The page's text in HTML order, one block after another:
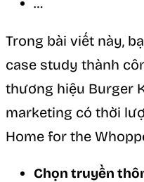
…
Trong bài viết này,
case study thành
thương hiệu Burger
marketing có thời
Home for the
Chọn truyền